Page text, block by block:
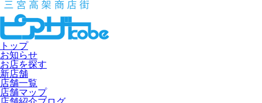
トップ
お知らせ
お店を探す
新店舗
店舗一覧
店舗マップ